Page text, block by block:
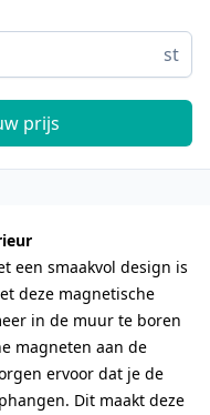
st
prijs
een smaakvol design is
deze magnetische
in de muur te boren
magneten aan de
ervoor dat je de
Dit maakt deze